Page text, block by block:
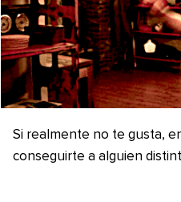
Si realmente no te gusta,
conseguirte a alguien